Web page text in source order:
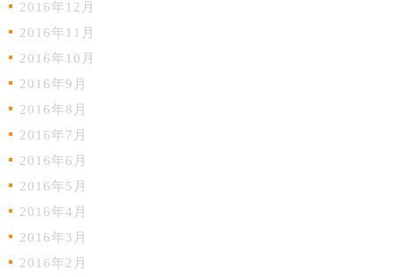
2016年12月
2016年11月
2016年10月
2016年9月
2016年8月
2016年7月
2016年6月
2016年5月
2016年4月
2016年3月
2016年2月